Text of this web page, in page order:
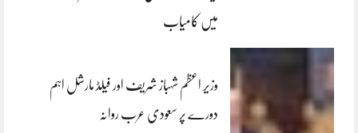
میں کامیاب
وزیر اعظم شہباز شریف اور فیلڈ مارشل اہم
دورے پر سعودی عرب روانہ